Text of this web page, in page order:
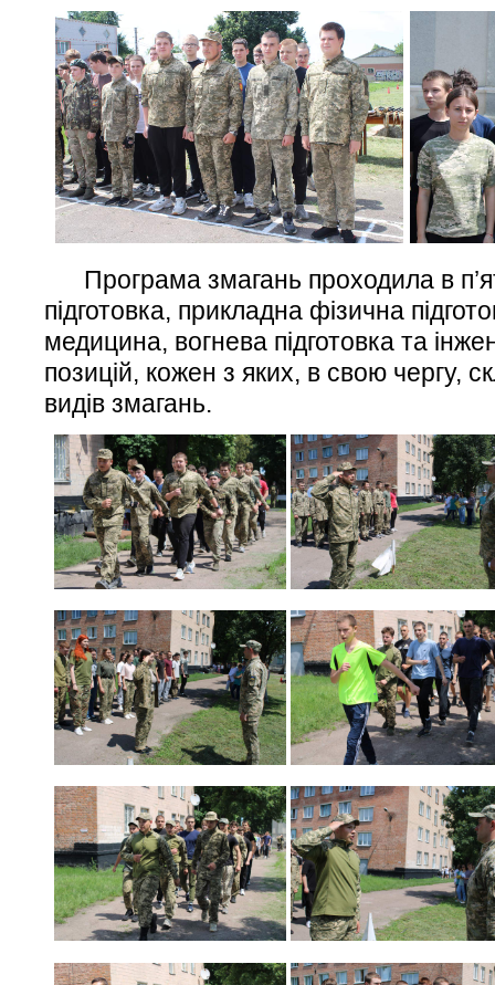
Програма змагань проходила в
підготовка, прикладна фізична
медицина, вогнева підготовка та
позицій, кожен з яких, в свою чергу,
видів змагань.